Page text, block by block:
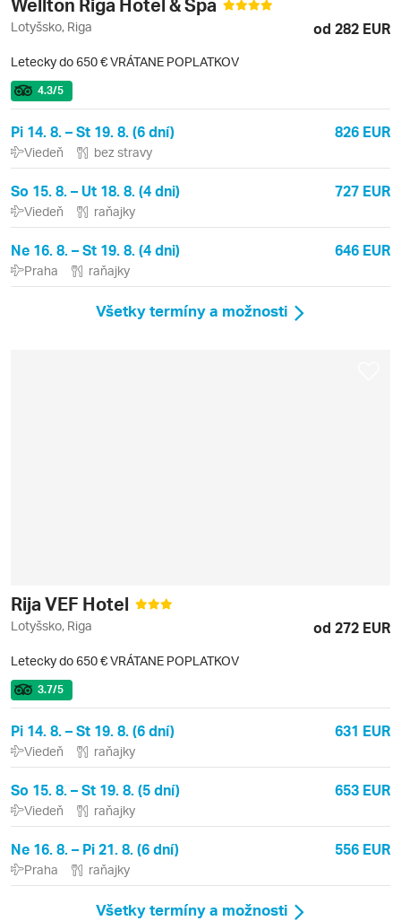
Lotyšsko, Riga od 282 EUR
Letecky do 650 € VRÁTANE POPLATKOV
4.3/5
Pi 14. 8. – St 19. 8. (6 dní) 826 EUR
Viedeň bez stravy
So 15. 8. – Ut 18. 8. (4 dni) 727 EUR
Viedeň raňajky
Ne 16. 8. – St 19. 8. (4 dni) 646 EUR
Praha raňajky
Všetky termíny a možnosti
Rija VEF Hotel
Lotyšsko, Riga od 272 EUR
Letecky do 650 € VRÁTANE POPLATKOV
3.7/5
Pi 14. 8. – St 19. 8. (6 dní) 631 EUR
Viedeň raňajky
So 15. 8. – St 19. 8. (5 dní) 653 EUR
Viedeň raňajky
Ne 16. 8. – Pi 21. 8. (6 dní) 556 EUR
Praha raňajky
Všetky termíny a možnosti